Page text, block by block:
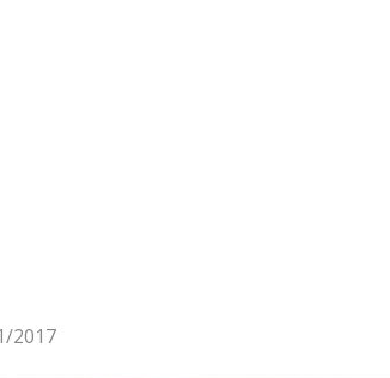
2017